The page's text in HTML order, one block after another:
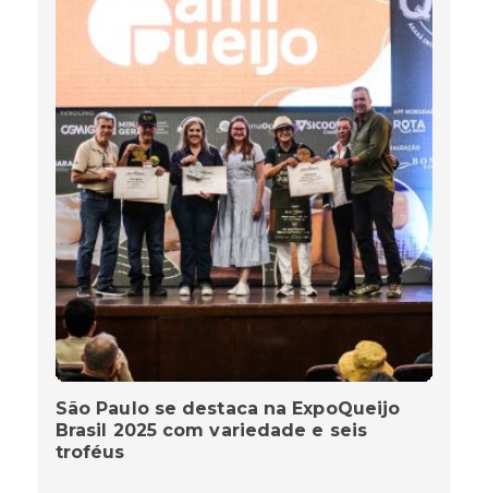
São Paulo se destaca na ExpoQueijo
Brasil 2025 com variedade e seis
troféus